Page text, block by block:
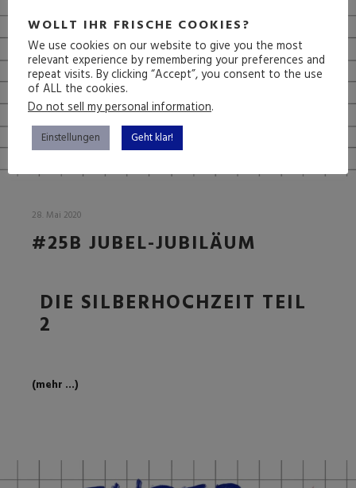
28. Mai 2020
#25B JUBEL-JUBILÄUM
DIE SILBERHOCHZEIT TEIL
2
(mehr …)
WOLLT IHR FRISCHE COOKIES?
We use cookies on our website to give you the most
relevant experience by remembering your preferences and
repeat visits. By clicking “Accept”, you consent to the use
of ALL the cookies.
Do not sell my personal information.
Einstellungen Geht klar!